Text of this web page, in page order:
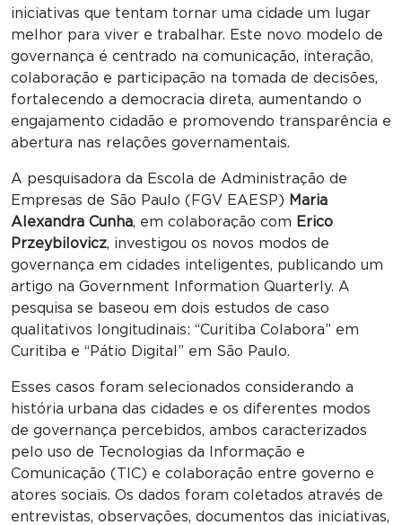
iniciativas que tentam tornar uma cidade um lugar
melhor para viver e trabalhar. Este novo modelo de
governança é centrado na comunicação, interação,
colaboração e participação na tomada de decisões,
fortalecendo a democracia direta, aumentando o
engajamento cidadão e promovendo transparência e
abertura nas relações governamentais.
A pesquisadora da Escola de Administração de
Empresas de São Paulo (FGV EAESP) Maria
Alexandra Cunha, em colaboração com Erico
Przeybilovicz, investigou os novos modos de
governança em cidades inteligentes, publicando um
artigo na Government Information Quarterly. A
pesquisa se baseou em dois estudos de caso
qualitativos longitudinais: “Curitiba Colabora” em
Curitiba e “Pátio Digital” em São Paulo.
Esses casos foram selecionados considerando a
história urbana das cidades e os diferentes modos
de governança percebidos, ambos caracterizados
pelo uso de Tecnologias da Informação e
Comunicação (TIC) e colaboração entre governo e
atores sociais. Os dados foram coletados através de
entrevistas, observações, documentos das iniciativas,